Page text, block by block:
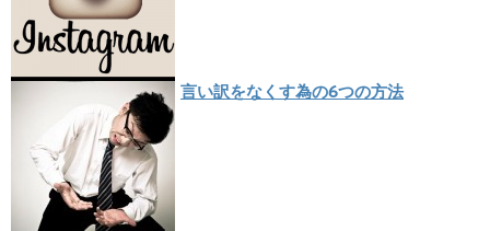
言い訳をなくす為の6つの方法